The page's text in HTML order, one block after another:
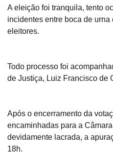
A eleição foi tranquila, tento
incidentes entre boca de
eleitores.
Todo processo foi
de Justiça, Luiz Francisco de
Após o encerramento da
encaminhadas para a
devidamente lacrada, a
18h.